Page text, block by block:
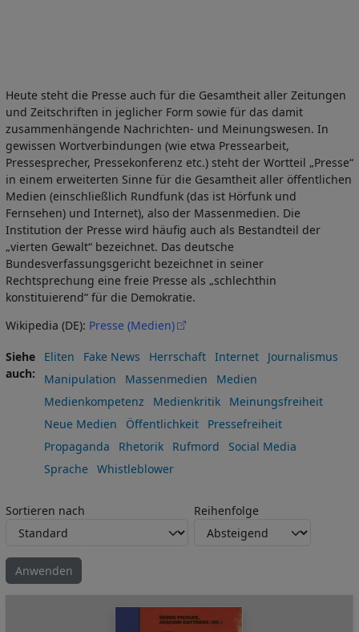
Heute steht die Presse auch für die Gesamtheit aller Zeitungen
und Zeitschriften in jeglicher Form sowie für das damit
zusammenhängende Nachrichten- und Meinungswesen. In
gewissen Wortverbindungen (wie etwa Pressearbeit,
Pressesprecher, Pressekonferenz etc.) steht der Wortteil „Presse“
in einem erweiterten Sinne für die Gesamtheit aller öffentlichen
Medien (einschließlich Rundfunk (das ist Hörfunk und
Fernsehen) und Internet), also der Massenmedien. Die
Institution der Presse wird häufig auch als Bestandteil der
„vierten Gewalt“ bezeichnet. Das deutsche
Bundesverfassungsgericht bezeichnet in seiner
Rechtsprechung eine freie Presse als „schlechthin
konstituierend“ für die Demokratie.
Wikipedia (DE): Presse (Medien)
Siehe
auch
Eliten Fake News Herrschaft Internet
Journalismus
Manipulation
Massenmedien
Medien
Medienkompetenz
Medienkritik
Meinungsfreiheit
Neue Medien
Öffentlichkeit
Pressefreiheit
Propaganda
Rhetorik Rufmord
Social Media
Sprache
Whistleblower
Sortieren nach Reihenfolge